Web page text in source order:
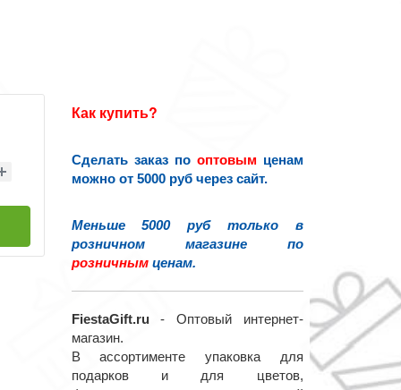
Как купить?
Сделать заказ по оптовым ценам
можно от 5000 руб через сайт.
Меньше 5000 руб только в
розничном магазине по
розничнымценам.
FiestaGift.ru- Оптовый интернет-
магазин.
В ассортименте упаковка для
подарков и для цветов,